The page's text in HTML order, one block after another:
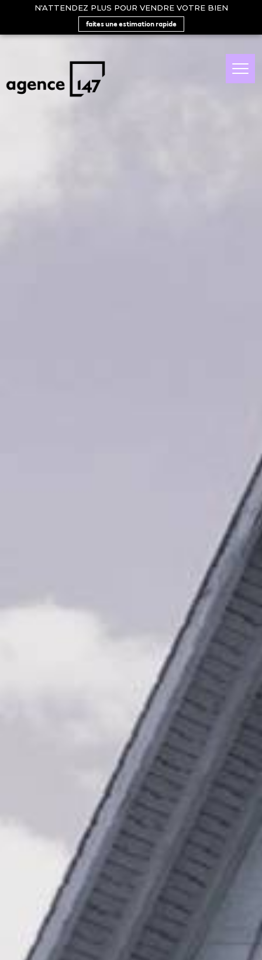
N'ATTENDEZ PLUS POUR VENDRE VOTRE BIEN
faites une estimation rapide